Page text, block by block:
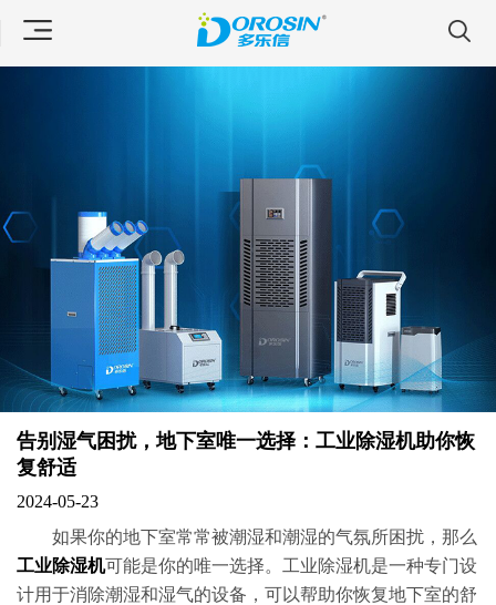
告别湿气困扰，地下室唯一选择：工业除湿机助你恢
复舒适
2024-05-23
如果你的地下室常常被潮湿和潮湿的气氛所困扰，那么
工业除湿机可能是你的唯一选择。工业除湿机是一种专门设
计用于消除潮湿和湿气的设备，可以帮助你恢复地下室的舒